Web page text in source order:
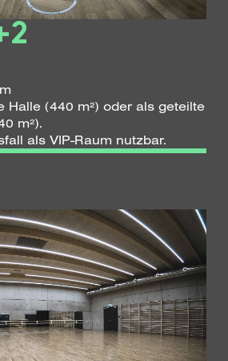
Halle (440 m²) oder als geteilte
m²).
als VIP-Raum nutzbar.